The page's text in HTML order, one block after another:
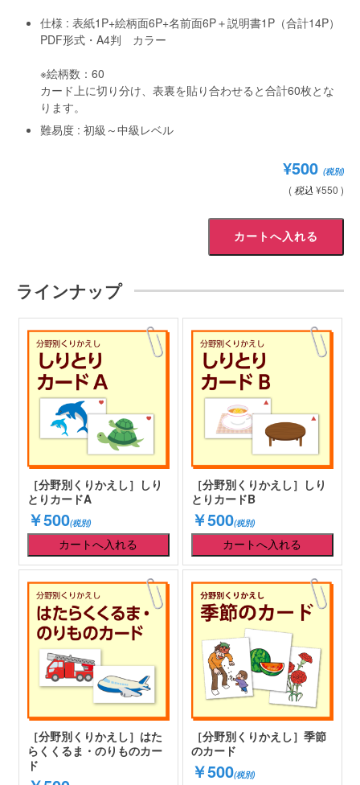
仕様 : 表紙1P+絵柄面6P+名前面6P＋説明書1P（合計14P）
PDF形式・A4判 カラー
※絵柄数：60
カード上に切り分け、表裏を貼り合わせると合計60枚とな
ります。
難易度 : 初級～中級レベル
¥500 (税別)
(税込¥550 )
ラインナップ
［分野別くりかえし］しり
とりカードA
￥500(税別)
［分野別くりかえし］しり
とりカードB
￥500(税別)
［分野別くりかえし］はた
らくくるま・のりものカー
ド
［分野別くりかえし］季節
のカード
￥500(税別)